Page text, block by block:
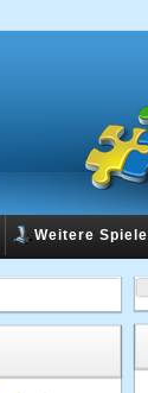
Weitere Spiele